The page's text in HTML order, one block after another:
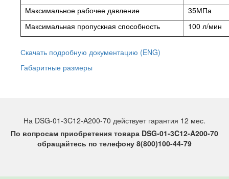
Максимальное рабочее давление
35МПа
Максимальная пропускная способность
100 л/мин
Скачать подробную документацию (ENG)
Габаритные размеры
На DSG-01-3C12-A200-70 действует гарантия 12 мес.
По вопросам приобретения товара DSG-01-3C12-A200-70
обращайтесь по телефону 8(800)100-44-79